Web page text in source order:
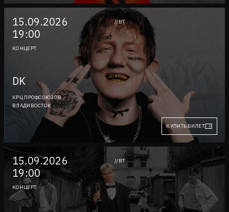
15.09.2026
19:00
//ВТ
КОНЦЕРТ
DK
КРЦ ПРОФСОЮЗОВ
ВЛАДИВОСТОК
КУПИТЬ БИЛЕТ
15.09.2026
19:00
//ВТ
КОНЦЕРТ